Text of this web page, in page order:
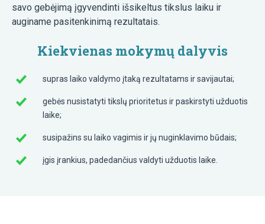
savo gebėjimą įgyvendinti išsikeltus tikslus laiku ir
auginame pasitenkinimą rezultatais.
Kiekvienas mokymų dalyvis
supras laiko valdymo įtaką rezultatams ir savijautai;
gebės nusistatyti tikslų prioritetus ir paskirstyti užduotis
laike;
susipažins su laiko vagimis ir jų nuginklavimo būdais;
įgis įrankius, padedančius valdyti užduotis laike.